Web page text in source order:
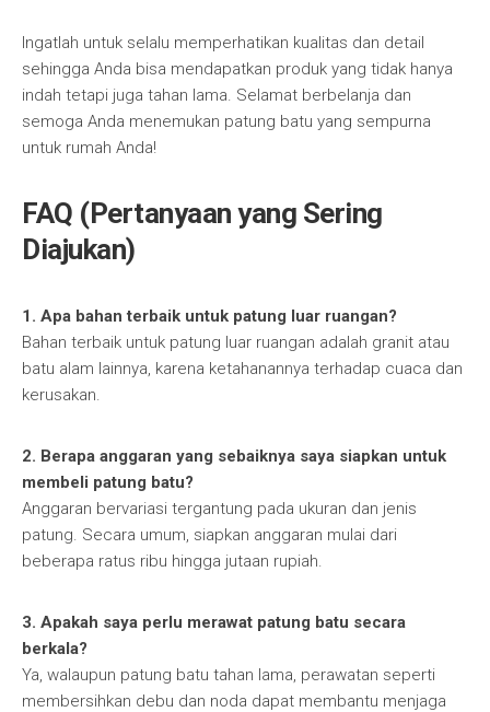
Ingatlah untuk selalu memperhatikan kualitas dan detail
sehingga Anda bisa mendapatkan produk yang tidak hanya
indah tetapi juga tahan lama. Selamat berbelanja dan
semoga Anda menemukan patung batu yang sempurna
untuk rumah Anda!
FAQ (Pertanyaan yang Sering
Diajukan)
1. Apa bahan terbaik untuk patung luar ruangan?
Bahan terbaik untuk patung luar ruangan adalah granit atau
batu alam lainnya, karena ketahanannya terhadap cuaca dan
kerusakan.
2. Berapa anggaran yang sebaiknya saya siapkan untuk
membeli patung batu?
Anggaran bervariasi tergantung pada ukuran dan jenis
patung. Secara umum, siapkan anggaran mulai dari
beberapa ratus ribu hingga jutaan rupiah.
3. Apakah saya perlu merawat patung batu secara
berkala?
Ya, walaupun patung batu tahan lama, perawatan seperti
membersihkan debu dan noda dapat membantu menjaga